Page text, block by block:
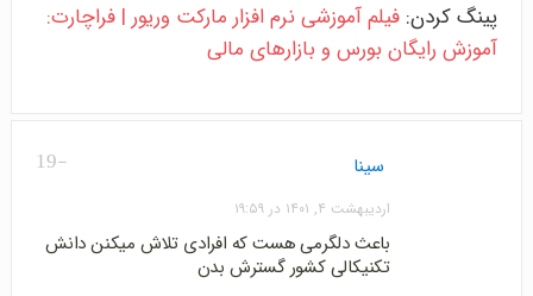
پینگ کردن: فیلم آموزشی نرم افزار مارکت وریور | فراچارت:
آموزش رایگان بورس و بازارهای مالی
-19 سینا
اردیبهشت ۴, ۱۴۰۱ در ۱۹:۵۹
باعث دلگرمی هست که افرادی تلاش میکنن دانش
تکنیکالی کشور گسترش بدن